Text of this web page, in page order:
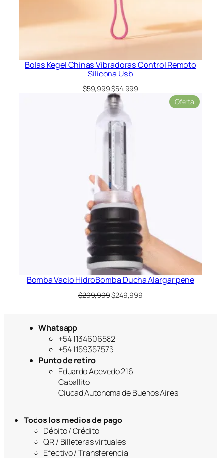
Bolas Kegel Chinas Vibradoras Control Remoto
Silicona Usb
$59,999El
precio
original
era:
$59,999.
$54,999
Oferta
en
Bomba Vacio HidroBomba Ducha Alargar pene
$299,999El
$249,999
Whatsapp
+54 1134606582
+54 1159357576
Punto de retiro
Eduardo Acevedo 216
Caballito
Ciudad Autonoma de Buenos Aires
Todos los medios de pago
Débito / Crédito
QR / Billeteras virtuales
Efectivo / Transferencia